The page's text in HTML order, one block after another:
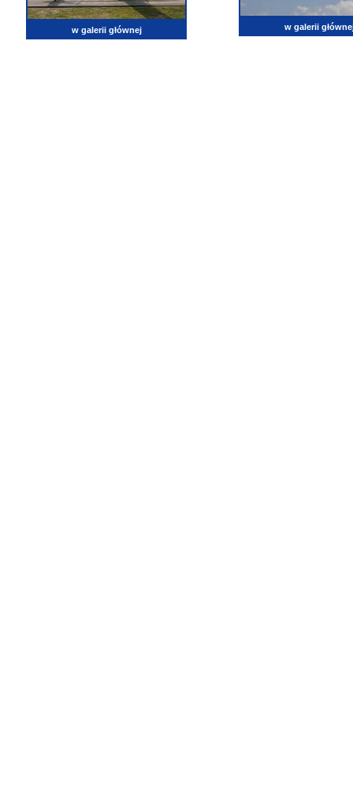
w galerii głównej w galerii